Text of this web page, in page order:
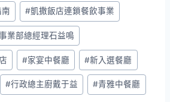
#凱撒飯店連鎖餐飲事業
業部總經理石益鳴
#家宴中餐廳 #新入選餐廳
#行政總主廚戴于益 #青雅中餐廳